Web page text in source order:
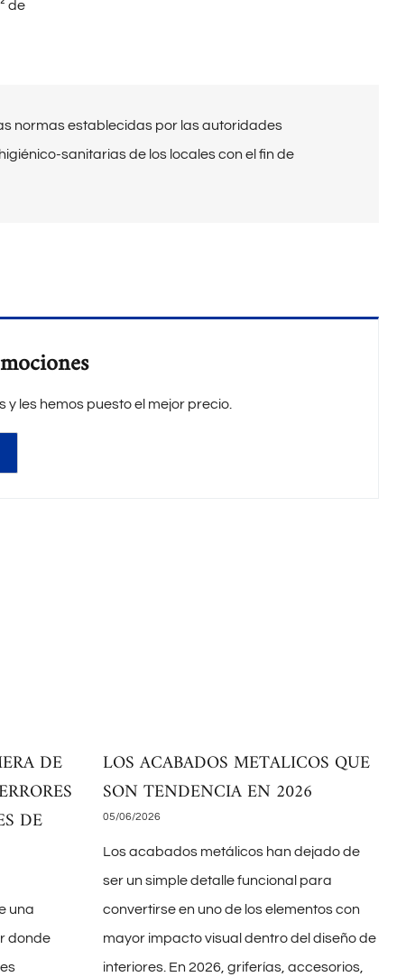
de
normas establecidas por las autoridades
sanitarias de los locales con el fin de
les hemos puesto el mejor precio.
DE
DE
una
donde
LOS ACABADOS METALICOS QUE
SON TENDENCIA EN 2026
05/06/2026
Los acabados metálicos han dejado de
ser un simple detalle funcional para
convertirse en uno de los elementos con
mayor impacto visual dentro del diseño de
interiores. En 2026, griferías, accesorios,